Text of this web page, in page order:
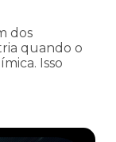
dos
quando o
Isso